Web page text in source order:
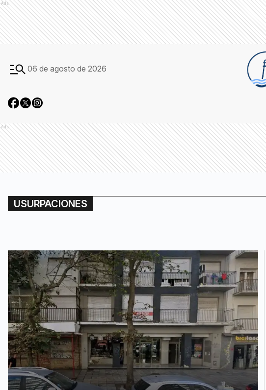
Ads
06 de agosto de 2026
Ads
USURPACIONES